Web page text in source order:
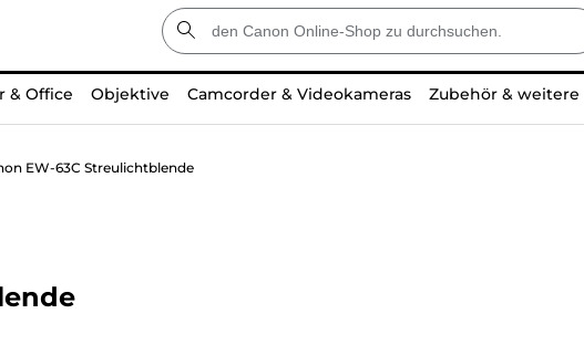
& Office Objektive Camcorder & Videokameras Zubehör &
EW-63C Streulichtblende